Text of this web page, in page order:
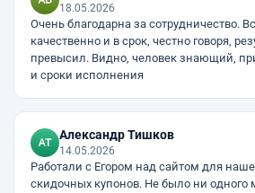
18.05.2026
Очень благодарна за сотрудничество.
качественно и в срок, честно говоря,
превысил. Видно, человек знающий,
и сроки исполнения
Александр Тишков
14.05.2026
Работали с Егором над сайтом для
скидочных купонов. Не было ни одного